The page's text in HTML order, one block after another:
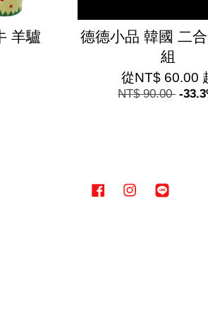
羊驢
德德小品 韓國 二
組
從NT$ 60.00
NT$ 90.00 -
FacebookInstagram